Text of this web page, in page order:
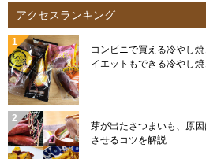
アクセスランキング
コンビニで買える冷やし
イエットもできる冷やし
芽が出たさつまいも、原
させるコツを解説